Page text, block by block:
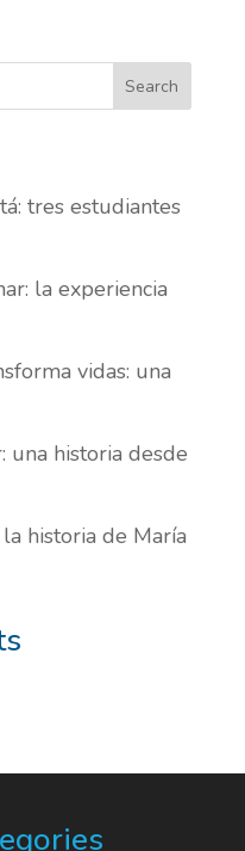
Search
tres estudiantes
la experiencia
vidas: una
una historia desde
historia de María